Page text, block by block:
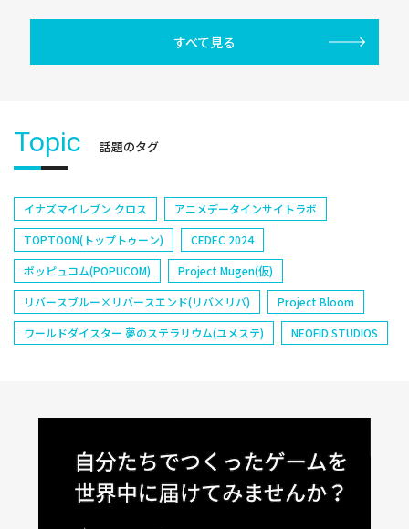
すべて見る
Topic 話題のタグ
イナズマイレブン クロス
アニメデータインサイトラボ
TOPTOON(トップトゥーン)
CEDEC 2024
ポッピュコム(POPUCOM)
Project Mugen(仮)
リバースブルー×リバースエンド(リバ×リバ)
Project Bloom
ワールドダイスター 夢のステラリウム(ユメステ)
NEOFID STUDIOS